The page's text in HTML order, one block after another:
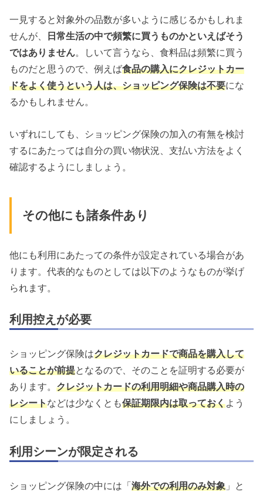
一見すると対象外の品数が多いように感じるかもしれま
せんが、
日常生活の中で頻繁に買うものかといえばそう
ではありません。しいて言うなら、食料品は頻繁に買う
ものだと思うので、例えば食品の購入にクレジットカー
ドをよく使うという人は、ショッピング保険は不要にな
るかもしれません。
いずれにしても、ショッピング保険の加入の有無を検討
するにあたっては自分の買い物状況、支払い方法をよく
確認するようにしましょう。
その他にも諸条件あり
他にも利用にあたっての条件が設定されている場合があ
ります。代表的なものとしては以下のようなものが挙げ
られます。
利用控えが必要
ショッピング保険はクレジットカードで商品を購入して
いることが前提となるので、そのことを証明する必要が
あります。クレジットカードの利用明細や商品購入時の
レシートなどは少なくとも保証期限内は取っておくよう
にしましょう。
利用シーンが限定される
ショッピング保険の中には「海外での利用のみ対象 」と